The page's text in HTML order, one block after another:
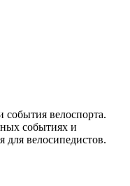
велоспорта.
событиях и
для велосипедистов.